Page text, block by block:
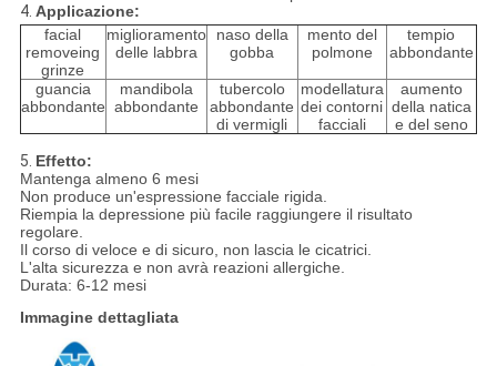
4. Applicazione:
facial
removeing
grinze
miglioramento
delle labbra
naso della
gobba
mento del
polmone
tempio
abbondante
guancia
abbondante
mandibola
abbondante
tubercolo
abbondante
di vermigli
modellatura
dei contorni
facciali
aumento
della natica
e del seno
5. Effetto:
Mantenga almeno 6 mesi
Non produce un'espressione facciale rigida.
Riempia la depressione più facile raggiungere il risultato
regolare.
Il corso di veloce e di sicuro, non lascia le cicatrici.
L'alta sicurezza e non avrà reazioni allergiche.
Durata: 6-12 mesi
Immagine dettagliata